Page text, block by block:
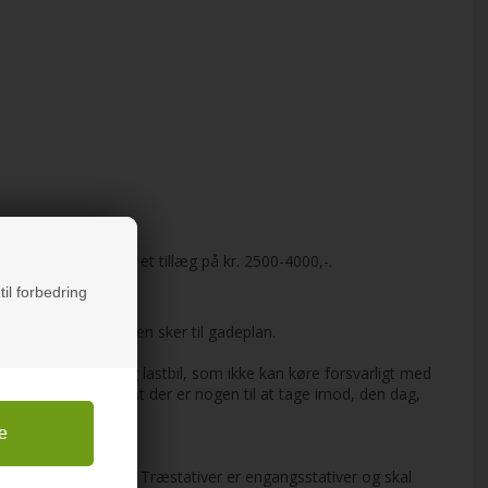
forbedring
til søtransport er et tillæg på kr. 2500-4000,-.
GLS. Leveringen sker til gadeplan.
en 18 meter lang lastbil, som ikke kan køre forsvarligt med
i opgang, eller at der er nogen til at tage imod, den dag,
påbegyndt uge. Træstativer er engangsstativer og skal